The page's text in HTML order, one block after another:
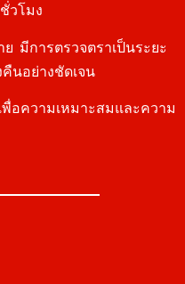
วโมง
มีการตรวจตราเป็นระยะ
นอย่างชัดเจน
อความเหมาะสมและความ